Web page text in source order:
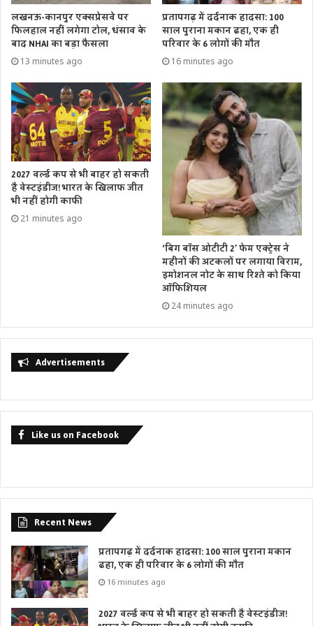
लखनऊ-कानपुर एक्सप्रेसवे पर
फिलहाल नहीं लगेगा टोल, धंसाव के
बाद NHAI का बड़ा फैसला
13 minutes ago
प्रतापगढ़ में दर्दनाक हादसा: 100
साल पुराना मकान ढहा, एक ही
परिवार के 6 लोगों की मौत
16 minutes ago
2027 वर्ल्ड कप से भी बाहर हो सकती
है वेस्टइंडीज! भारत के खिलाफ जीत
भी नहीं होगी काफी
21 minutes ago
‘बिग बॉस ओटीटी 2’ फेम एक्ट्रेस ने
महीनों की अटकलों पर लगाया विराम,
इमोशनल नोट के साथ रिश्ते को किया
ऑफिशियल
24 minutes ago
Advertisements
Like us on Facebook
Recent News
प्रतापगढ़ में दर्दनाक हादसा: 100 साल पुराना मकान
ढहा, एक ही परिवार के 6 लोगों की मौत
16 minutes ago
2027 वर्ल्ड कप से भी बाहर हो सकती है वेस्टइंडीज!